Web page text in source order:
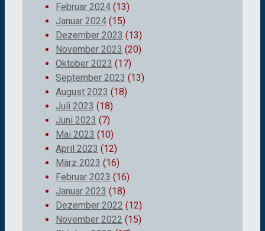
Februar 2024 (13)
Januar 2024 (15)
Dezember 2023 (13)
November 2023 (20)
Oktober 2023 (17)
September 2023 (13)
August 2023 (18)
Juli 2023 (18)
Juni 2023 (7)
Mai 2023 (10)
April 2023 (12)
März 2023 (16)
Februar 2023 (16)
Januar 2023 (18)
Dezember 2022 (12)
November 2022 (15)